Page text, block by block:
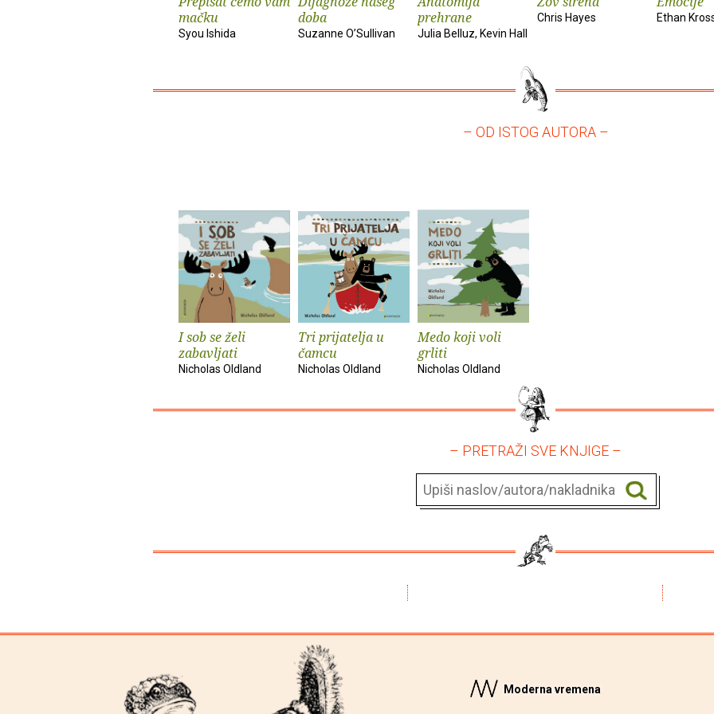
mačku
Syou Ishida
doba
Suzanne O’Sullivan
prehrane
Julia Belluz, Kevin Hall
Chris Hayes Ethan
– OD ISTOG AUTORA –
I sob se želi
zabavljati
Nicholas Oldland
Tri prijatelja u
čamcu
Nicholas Oldland
Medo koji voli
grliti
Nicholas Oldland
– PRETRAŽI SVE KNJIGE –
Moderna vremena